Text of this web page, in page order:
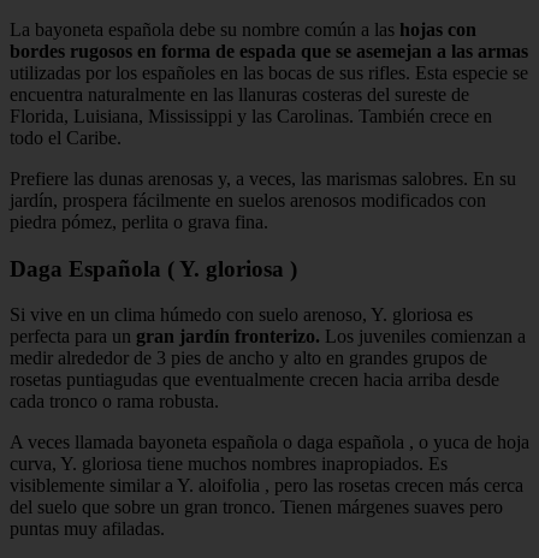
La bayoneta española debe su nombre común a las hojas con
bordes rugosos en forma de espada que se asemejan a las armas
utilizadas por los españoles en las bocas de sus rifles. Esta especie se
encuentra naturalmente en las llanuras costeras del sureste de
Florida, Luisiana, Mississippi y las Carolinas. También crece en
todo el Caribe.
Prefiere las dunas arenosas y, a veces, las marismas salobres. En su
jardín, prospera fácilmente en suelos arenosos modificados con
piedra pómez, perlita o grava fina.
Daga Española ( Y. gloriosa )
Si vive en un clima húmedo con suelo arenoso, Y. gloriosa es
perfecta para un gran jardín fronterizo. Los juveniles comienzan a
medir alrededor de 3 pies de ancho y alto en grandes grupos de
rosetas puntiagudas que eventualmente crecen hacia arriba desde
cada tronco o rama robusta.
A veces llamada bayoneta española o daga española , o yuca de hoja
curva, Y. gloriosa tiene muchos nombres inapropiados. Es
visiblemente similar a Y. aloifolia , pero las rosetas crecen más cerca
del suelo que sobre un gran tronco. Tienen márgenes suaves pero
puntas muy afiladas.